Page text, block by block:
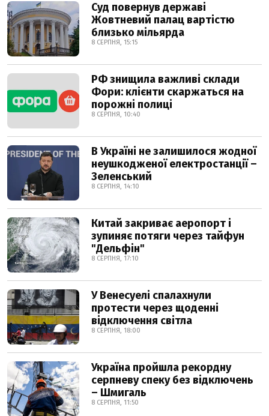
Суд повернув державі
Жовтневий палац вартістю
близько мільярда
8 СЕРПНЯ, 15:15
РФ знищила важливі склади
Фори: клієнти скаржаться на
порожні полиці
8 СЕРПНЯ, 10:40
В Україні не залишилося жодної
неушкодженої електростанції –
Зеленський
8 СЕРПНЯ, 14:10
Китай закриває аеропорт і
зупиняє потяги через тайфун
"Дельфін"
8 СЕРПНЯ, 17:10
У Венесуелі спалахнули
протести через щоденні
відключення світла
8 СЕРПНЯ, 18:00
Україна пройшла рекордну
серпневу спеку без відключень
– Шмигаль
8 СЕРПНЯ, 11:50